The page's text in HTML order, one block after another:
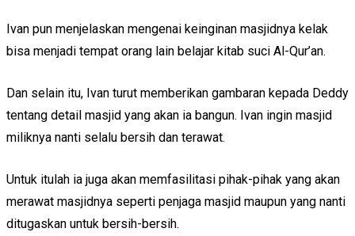
Ivan pun menjelaskan mengenai keinginan masjidnya kelak
bisa menjadi tempat orang lain belajar kitab suci Al-Qur’an.
Dan selain itu, Ivan turut memberikan gambaran kepada Deddy
tentang detail masjid yang akan ia bangun. Ivan ingin masjid
miliknya nanti selalu bersih dan terawat.
Untuk itulah ia juga akan memfasilitasi pihak-pihak yang akan
merawat masjidnya seperti penjaga masjid maupun yang nanti
ditugaskan untuk bersih-bersih.